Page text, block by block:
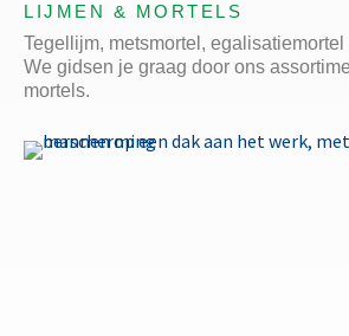
LIJMEN & MORTELS
Tegellijm, metsmortel,
We gidsen je graag door ons
mortels.